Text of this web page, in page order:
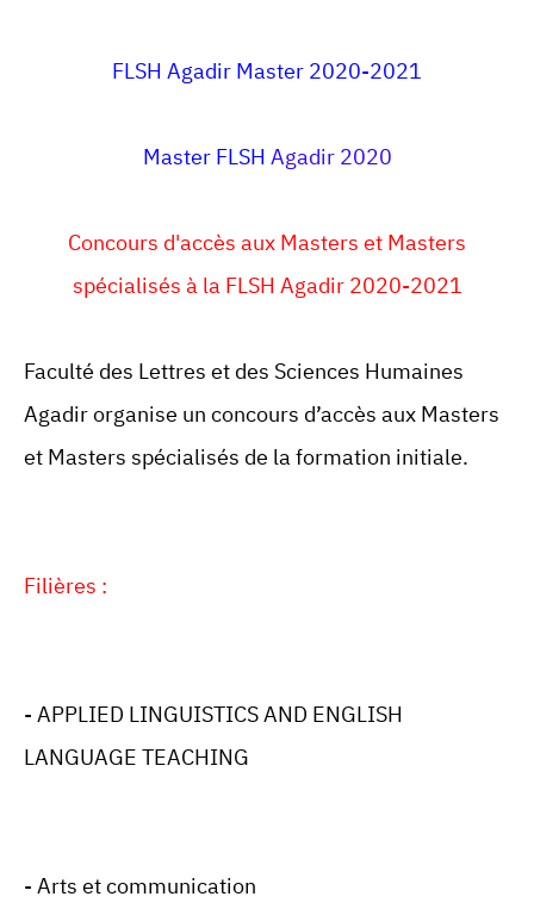
FLSH Agadir Master 2020-2021
Master FLSH Agadir2020
Concours d'accès aux Masters et Masters
spécialisés à la FLSH Agadir 2020-2021
Faculté des Lettres et des Sciences Humaines
Agadir organise un concours d’accès aux Masters
et Masters spécialisés de la formation initiale.
Filières :
- APPLIED LINGUISTICS AND ENGLISH
LANGUAGE TEACHING
- Arts et communication